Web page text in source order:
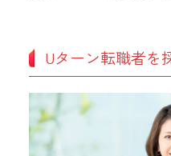
Uターン転職者を